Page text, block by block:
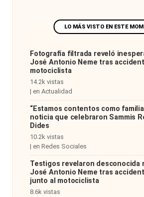
Fotografía filtrada reveló
José Antonio Neme tras
motociclista
14.2k vistas
| en Actualidad
“Estamos contentos como
noticia que celebraron Sammis
Dides
10.2k vistas
| en Redes Sociales
Testigos revelaron desconocida
José Antonio Neme tras
junto al motociclista
8.6k vistas